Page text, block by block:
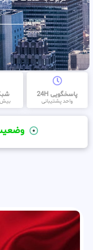
پاسخگویی 24H
واحد پشتیبانی بیش از 34
وضعیت :